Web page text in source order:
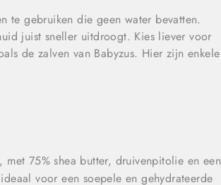
te gebruiken die geen water bevatten.
juist sneller uitdroogt. Kies liever voor
de zalven van Babyzus. Hier zijn enkele
75% shea butter, druivenpitolie en een
voor een soepele en gehydrateerde